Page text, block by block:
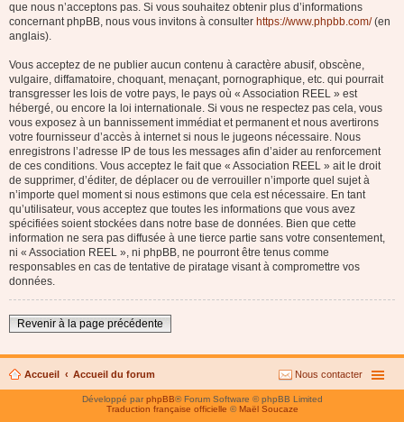
que nous n’acceptons pas. Si vous souhaitez obtenir plus d’informations
concernant phpBB, nous vous invitons à consulter https://www.phpbb.com/(en
anglais).
Vous acceptez de ne publier aucun contenu à caractère abusif, obscène,
vulgaire, diffamatoire, choquant, menaçant, pornographique, etc. qui pourrait
transgresser les lois de votre pays, le pays où « Association REEL » est
hébergé, ou encore la loi internationale. Si vous ne respectez pas cela, vous
vous exposez à un bannissement immédiat et permanent et nous avertirons
votre fournisseur d’accès à internet si nous le jugeons nécessaire. Nous
enregistrons l’adresse IP de tous les messages afin d’aider au renforcement
de ces conditions. Vous acceptez le fait que « Association REEL » ait le droit
de supprimer, d’éditer, de déplacer ou de verrouiller n’importe quel sujet à
n’importe quel moment si nous estimons que cela est nécessaire. En tant
qu’utilisateur, vous acceptez que toutes les informations que vous avez
spécifiées soient stockées dans notre base de données. Bien que cette
information ne sera pas diffusée à une tierce partie sans votre consentement,
ni « Association REEL », ni phpBB, ne pourront être tenus comme
responsables en cas de tentative de piratage visant à compromettre vos
données.
Revenir à la page précédente
Accueil Accueil du forum Nous contacter
Développé parphpBB® Forum Software © phpBB Limited
Traduction française officielle © Maël Soucaze